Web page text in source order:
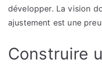
développer. La vision
ajustement est une
Construire